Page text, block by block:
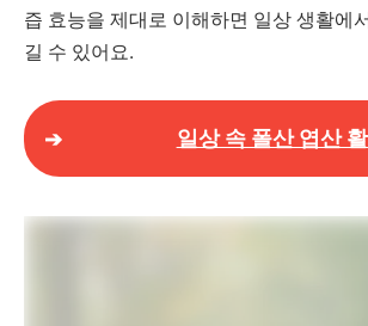
즙 효능을 제대로 이해하면 일상 생활에
길 수 있어요.
일상 속 폴산 엽산